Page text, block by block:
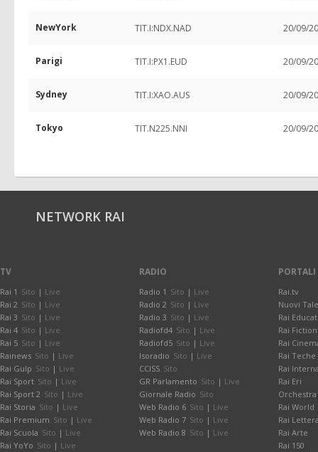
NewYork TIT.I:NDX.NAD 20/09/
Parigi TIT.I:PX1.EUD 20/09/
Sydney TIT.I:XAO.AUS 20/09/
Tokyo TIT.N225.NNI 20/09/
NETWORK RAI
TV
Rai 1 Sito | Live
Rai 2 Sito | Live
Rai 3 Sito | Live
Rai 4 Sito | Live
Rai 5 Sito | Live
Rainews Sito | Live
Rai Gulp Sito | Live
Rai Sport Sito | Live
Rai Sport 2 Sito | Live
Rai Storia Sito | Live
Rai Premium Sito | Live
Rai Scuola Sito | Live
Rai YoYo Sito | Live
RADIO
Radio 1 Sito | Live
Radio 2 Sito | Live
Radio 3 Sito | Live
Radiofd4 Sito | Live
Radiofd5 Sito | Live
Isoradio Sito | Live
CCISS Sito
GR Parlamento Sito | Live
Giornale Radio Sito
Web Radio 6 Sito | Live
Web Radio 7 Sito | Live
Web Radio 8 Sito | Live
PORTALI
Rai.tv
Nuovi
Rai
Rai Fiction
Rai
Rai Teche
Rai
Rai Eri
Rai World
Rai
Rai Arte
Rai 150